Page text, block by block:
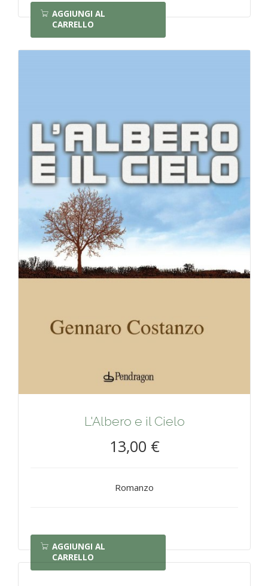
AGGIUNGI AL
CARRELLO
L'Albero e il Cielo
13,00 €
Romanzo
AGGIUNGI AL
CARRELLO